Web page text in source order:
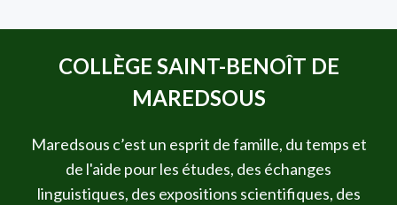
COLLÈGE SAINT-BENOÎT DE
MAREDSOUS
Maredsous c’est un esprit de famille, du temps et
de l'aide pour les études, des échanges
linguistiques, des expositions scientifiques, des